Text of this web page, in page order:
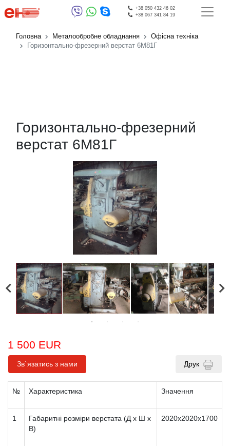
+38 050 432 46 02
+38 067 341 84 19
Головна Металообробне обладнання
Офісна техніка
Горизонтально-фрезерний верстат 6М81Г
Горизонтально-фрезерний
верстат 6М81Г
1 500 EUR
Зв`язатись з нами Друк
№ Характеристика Значення
1
Габаритні розміри верстата (Д x Ш x
В)
2020х2020х1700